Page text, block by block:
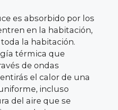
es absorbido por los
en la habitación,
la habitación.
térmica que
de ondas
el calor de una
incluso
del aire que se